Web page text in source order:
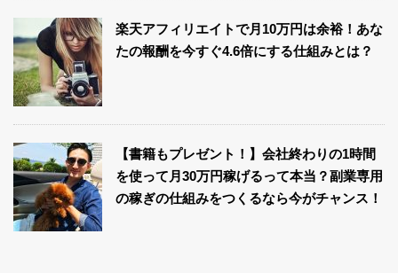
楽天アフィリエイトで月10万円は余裕！あな
たの報酬を今すぐ4.6倍にする仕組みとは？
【書籍もプレゼント！】会社終わりの1時間
を使って月30万円稼げるって本当？副業専用
の稼ぎの仕組みをつくるなら今がチャンス！